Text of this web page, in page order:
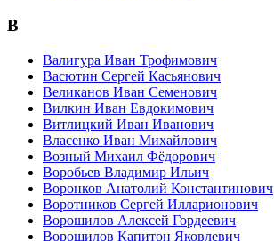
В
Валигура Иван Трофимович
Васютин Сергей Касьянович
Великанов Иван Семенович
Вилкин Иван Евдокимович
Витлицкий Иван Иванович
Власенко Иван Михайлович
Возный Михаил Фёдорович
Воробьев Владимир Ильич
Воронков Анатолий Константинович
Воротников Сергей Илларионович
Ворошилов Алексей Гордеевич
Ворошилов Капитон Яковлевич